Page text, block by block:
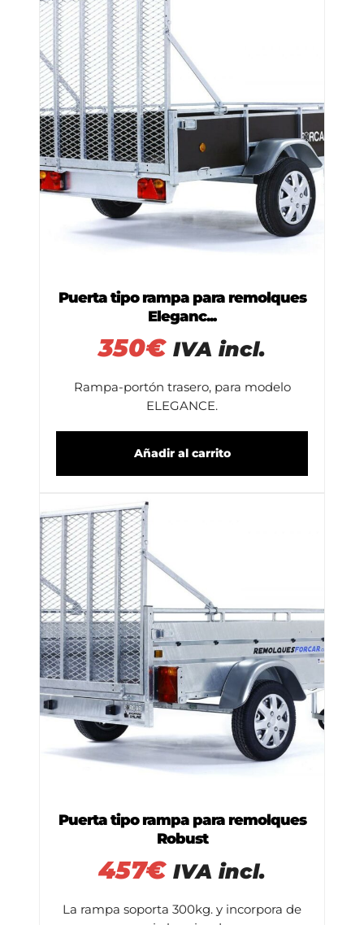
Puerta tipo rampa para remolques
Eleganc...
350€ IVA incl.
Rampa-portón trasero, para modelo
ELEGANCE.
Añadir al carrito
Puerta tipo rampa para remolques
Robust
457€ IVA incl.
La rampa soporta 300kg. y incorpora de